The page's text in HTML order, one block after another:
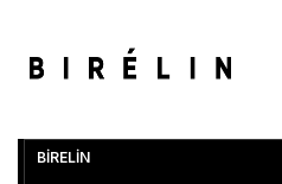
BİRELİN